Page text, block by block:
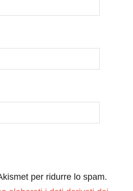
per ridurre lo spam.